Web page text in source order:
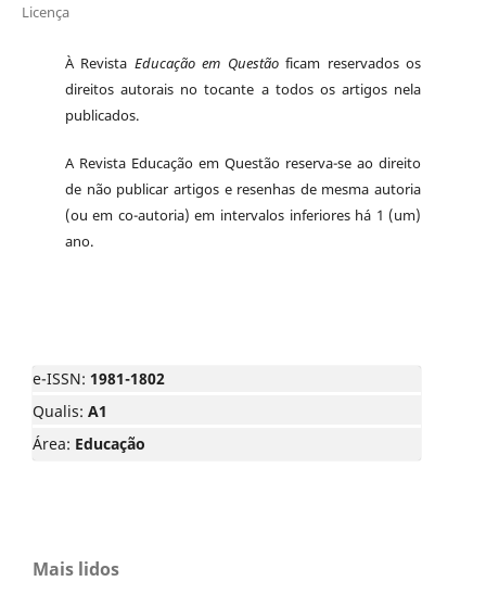
Licença
À Revista Educação em Questãoficam reservados os
direitos autorais no tocante a todos os artigos nela
publicados.
A Revista Educação em Questão reserva-se ao direito
de não publicar artigos e resenhas de mesma autoria
(ou em co-autoria) em intervalos inferiores há 1 (um)
ano.
e-ISSN: 1981-1802
Qualis: A1
Área: Educação
Mais lidos